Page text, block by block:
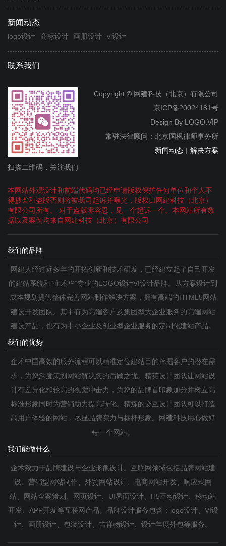
新闻动态
logo设计 商标设计 画册设计 vi设计
联系我们
扫描二维码，关注我们
Copyright © 网建科技（北京）有限公司
京ICP备20024181号
Design By LOGO.VIP
常驻法律顾问：北京国枫律师事务所
新闻动态 | 解决方案
本网站外观设计和前端代码均已经申请版权保护任何单位和个人不
得抄袭和盗版否则将被我司起诉并曝光，版权归网建科技（北京）
有限公司所有。 对于盗版零容忍，见一个起诉一个。本网站所有数
据以及案例均来自网建科技（北京）有限公司
我们的品牌
网建人经过近多年的开拓创新和技术研发，已经建立起了自己开发
的建站系统和“企术™”专业的LOGO设计VI设计品牌。从方案设计到
成本规划提供整体完善网站制作解决方案，拥有高端的HTML5网站
建设开发团队。其中有为高端客户及集团型大企业服务的高端网站
建设产品，也有为中小企业及创业型企业服务的定制化建站产品。
我们的优势
企术中国高效的服务流程可以精准定位建站目的挖掘客户的潜在需
求，为您深度策划网站解决您的后顾之忧。精英设计团队让网站设
计有差异化和较高的视觉冲击力，为您的品牌首印象加分并树立高
标准形象同时为营销助力提高转化。精炼的交互设计团队可以打造
高用户体验的网站，尽显品牌实力与标杆形象。网建科技用心做好
每一个网站。
我们能做什么
企术致力于品牌建设与企业形象设计。互联网领域包括品牌网站建
设、营销型网站制作、外贸网站设计、电商网站开发、响应式网
站、网站全案策划、网页设计、UI界面设计、H5互动设计、移动站
开发、APP开发等互联网产品。品牌设计服务包含：logo设计、VI设
计、画册设计、包装设计、吉祥物设计、设计年度外包等服务。